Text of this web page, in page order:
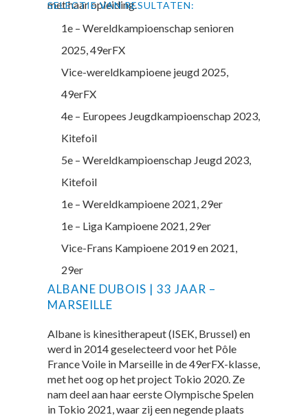
met haar opleiding.
ALBANE DUBOIS | 33 JAAR –
MARSEILLE
Albane is kinesitherapeut (ISEK, Brussel) en
werd in 2014 geselecteerd voor het Pôle
France Voile in Marseille in de 49erFX-klasse,
met het oog op het project Tokio 2020. Ze
nam deel aan haar eerste Olympische Spelen
in Tokio 2021, waar zij een negende plaats
SELECTIE VAN RESULTATEN:
1e – Wereldkampioenschap senioren
2025, 49erFX
Vice-wereldkampioene jeugd 2025,
49erFX
4e – Europees Jeugdkampioenschap 2023,
Kitefoil
5e – Wereldkampioenschap Jeugd 2023,
Kitefoil
1e – Wereldkampioene 2021, 29er
1e – Liga Kampioene 2021, 29er
Vice-Frans Kampioene 2019 en 2021,
29er